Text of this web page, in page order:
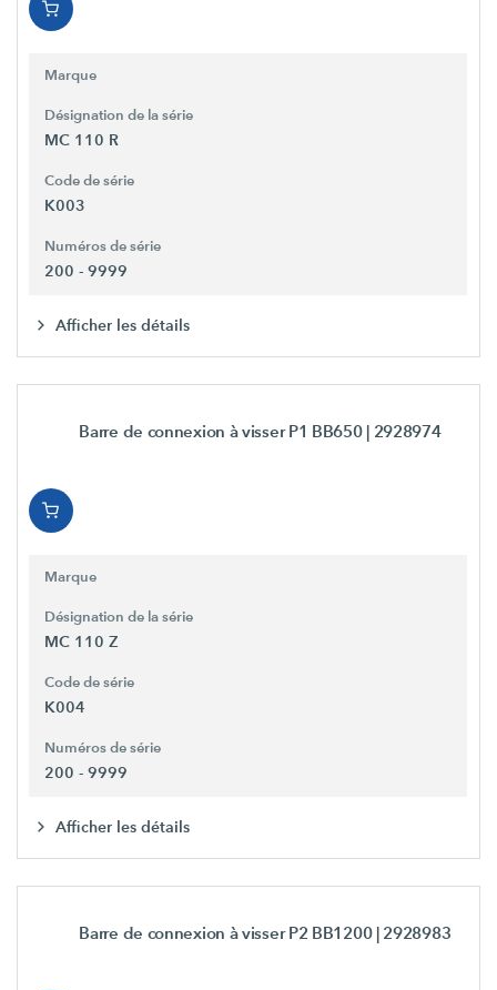
Marque
Désignation de la série
MC 110 R
Code de série
K003
Numéros de série
200 - 9999
Afficher les détails
Barre de connexion à visser P1 BB650 | 2928974
Marque
Désignation de la série
MC 110 Z
Code de série
K004
Numéros de série
200 - 9999
Afficher les détails
Barre de connexion à visser P2 BB1200 | 2928983